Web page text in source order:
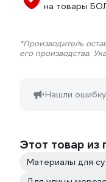
на товары
*Производитель
его производства.
Нашли ошибку
Этот товар из
Материалы для